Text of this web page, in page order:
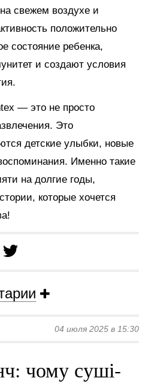
свежем воздухе и
положительно
состояние ребенка,
и создают условия
— это не просто
Это
детские улыбки, новые
Именно такие
на долгие годы,
которые хочется
04 июля 2025 в 15:30
чому суші-